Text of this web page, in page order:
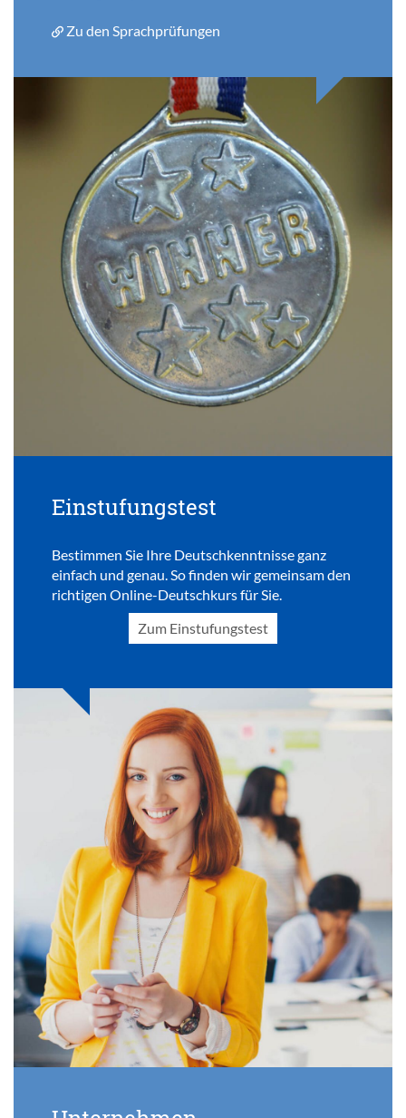
Zu den Sprachprüfungen
Einstufungstest
Bestimmen Sie Ihre Deutschkenntnisse ganz
einfach und genau. So finden wir gemeinsam den
richtigen Online-Deutschkurs für Sie.
Zum Einstufungstest